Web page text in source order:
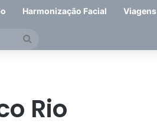
Harmonização Facial Viagens
Procurar
Rio